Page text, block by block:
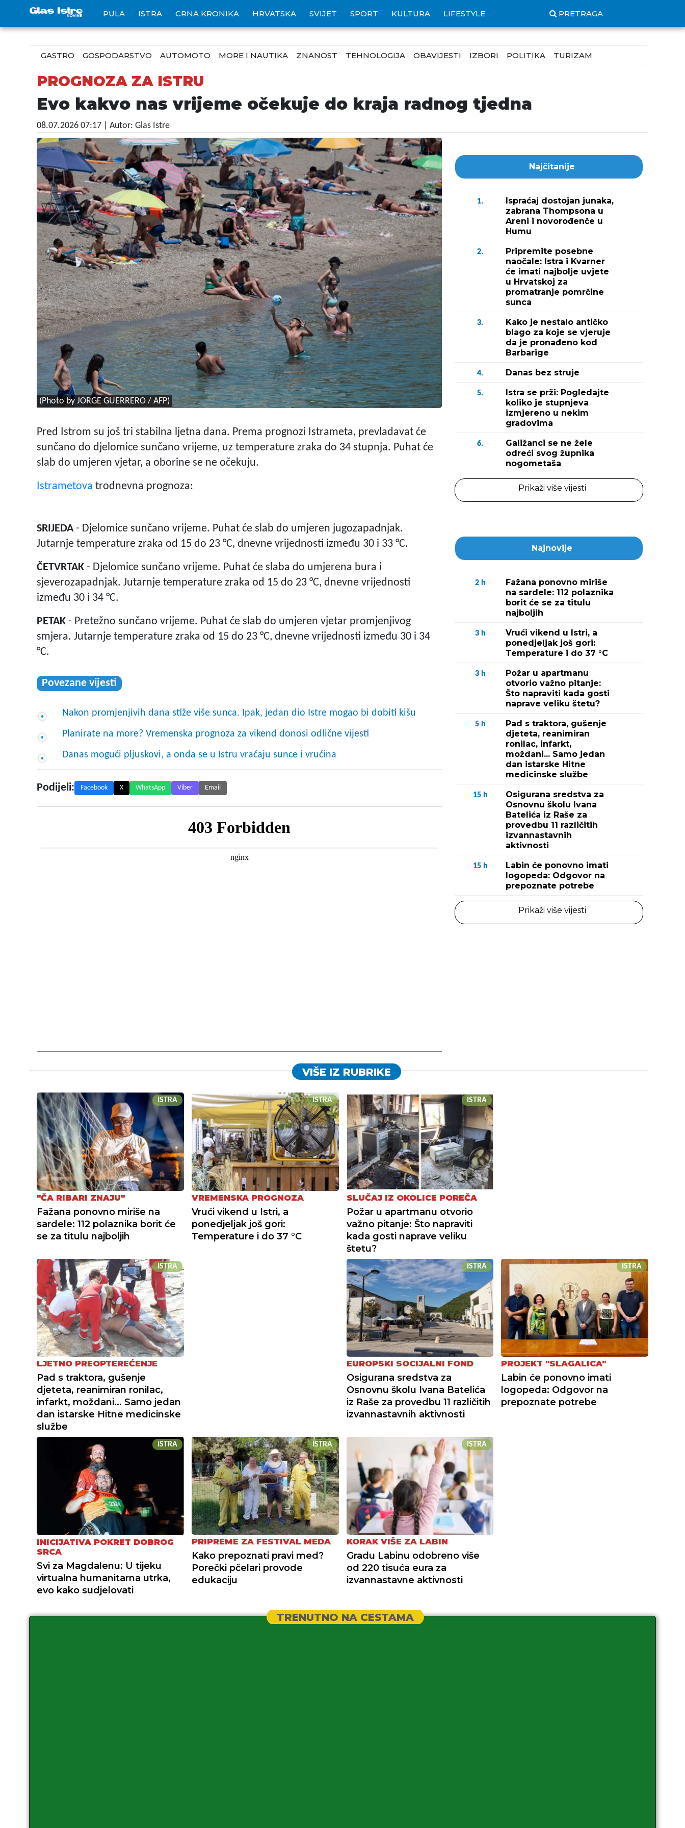
PULA ISTRA CRNA KRONIKA HRVATSKA SVIJET SPORT KULTURA LIFESTYLE PRETRAGA
GASTRO GOSPODARSTVO AUTOMOTO MORE I NAUTIKA ZNANOST TEHNOLOGIJA OBAVIJESTI IZBORI POLITIKA TURIZAM
PROGNOZA ZA ISTRU
Evo kakvo nas vrijeme očekuje do kraja radnog tjedna
08.07.2026 07:17 | Autor: Glas Istre
(Photo by JORGE GUERRERO / AFP)
Pred Istrom su još tri stabilna ljetna dana. Prema prognozi Istrameta, prevladavat će
sunčano do djelomice sunčano vrijeme, uz temperature zraka do 34 stupnja. Puhat će
slab do umjeren vjetar, a oborine se ne očekuju.
Istrametova trodnevna prognoza:
SRIJEDA- Djelomice sunčano vrijeme. Puhat će slab do umjeren jugozapadnjak.
Jutarnje temperature zraka od 15 do 23 °C, dnevne vrijednosti između 30 i 33 °C.
ČETVRTAK - Djelomice sunčano vrijeme. Puhat će slaba do umjerena bura i
sjeverozapadnjak. Jutarnje temperature zraka od 15 do 23 °C, dnevne vrijednosti
između 30 i 34 °C.
PETAK - Pretežno sunčano vrijeme. Puhat će slab do umjeren vjetar promjenjivog
smjera. Jutarnje temperature zraka od 15 do 23 °C, dnevne vrijednosti između 30 i 34
°C.
Povezane vijesti
Nakon promjenjivih dana stiže više sunca. Ipak, jedan dio Istre mogao bi dobiti kišu
Planirate na more? Vremenska prognoza za vikend donosi odlične vijesti
Danas mogući pljuskovi, a onda se u Istru vraćaju sunce i vrućina
Podijeli: Facebook X WhatsApp Viber Email
Najčitanije
1.
Ispraćaj dostojan junaka,
zabrana Thompsona u
Areni i novorođenče u
Humu
2.
Pripremite posebne
naočale: Istra i Kvarner
će imati najbolje uvjete
u Hrvatskoj za
promatranje pomrčine
sunca
3.
Kako je nestalo antičko
blago za koje se vjeruje
da je pronađeno kod
Barbarige
4. Danas bez struje
5.
Istra se prži: Pogledajte
koliko je stupnjeva
izmjereno u nekim
gradovima
6.
Galižanci se ne žele
odreći svog župnika
nogometaša
Prikaži više vijesti
Najnovije
2 h
Fažana ponovno miriše
na sardele: 112 polaznika
borit će se za titulu
najboljih
3 h
Vrući vikend u Istri, a
ponedjeljak još gori:
Temperature i do 37 °C
3 h
Požar u apartmanu
otvorio važno pitanje:
Što napraviti kada gosti
naprave veliku štetu?
5 h
Pad s traktora, gušenje
djeteta, reanimiran
ronilac, infarkt,
moždani... Samo jedan
dan istarske Hitne
medicinske službe
15 h
Osigurana sredstva za
Osnovnu školu Ivana
Batelića iz Raše za
provedbu 11 različitih
izvannastavnih
aktivnosti
15 h
Labin će ponovno imati
logopeda: Odgovor na
prepoznate potrebe
Prikaži više vijesti
VIŠE IZ RUBRIKE
ISTRA
"ČA RIBARI ZNAJU"
Fažana ponovno miriše na
sardele: 112 polaznika borit će
se za titulu najboljih
ISTRA
VREMENSKA PROGNOZA
Vrući vikend u Istri, a
ponedjeljak još gori:
Temperature i do 37 °C
ISTRA
SLUČAJ IZ OKOLICE POREČA
Požar u apartmanu otvorio
važno pitanje: Što napraviti
kada gosti naprave veliku
štetu?
ISTRA
LJETNO PREOPTEREĆENJE
Pad s traktora, gušenje
djeteta, reanimiran ronilac,
infarkt, moždani... Samo jedan
dan istarske Hitne medicinske
službe
ISTRA
EUROPSKI SOCIJALNI FOND
Osigurana sredstva za
Osnovnu školu Ivana Batelića
iz Raše za provedbu 11 različitih
izvannastavnih aktivnosti
ISTRA
PROJEKT "SLAGALICA"
Labin će ponovno imati
logopeda: Odgovor na
prepoznate potrebe
ISTRA
INICIJATIVA POKRET DOBROG
SRCA
Svi za Magdalenu: U tijeku
virtualna humanitarna utrka,
evo kako sudjelovati
ISTRA
PRIPREME ZA FESTIVAL MEDA
Kako prepoznati pravi med?
Porečki pčelari provode
edukaciju
ISTRA
KORAK VIŠE ZA LABIN
Gradu Labinu odobreno više
od 220 tisuća eura za
izvannastavne aktivnosti
TRENUTNO NA CESTAMA